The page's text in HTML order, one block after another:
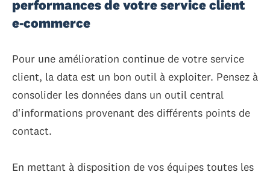
performances de votre service client
e-commerce
Pour une amélioration continue de votre service
client, la data est un bon outil à exploiter. Pensez à
consolider les données dans un outil central
d'informations provenant des différents points de
contact.
En mettant à disposition de vos équipes toutes les